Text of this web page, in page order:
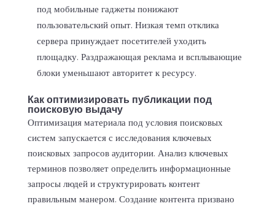
под мобильные гаджеты понижают
пользовательский опыт. Низкая темп отклика
сервера принуждает посетителей уходить
площадку. Раздражающая реклама и всплывающие
блоки уменьшают авторитет к ресурсу.
Как оптимизировать публикации под
поисковую выдачу
Оптимизация материала под условия поисковых
систем запускается с исследования ключевых
поисковых запросов аудитории. Анализ ключевых
терминов позволяет определить информационные
запросы людей и структурировать контент
правильным манером. Создание контента призвано